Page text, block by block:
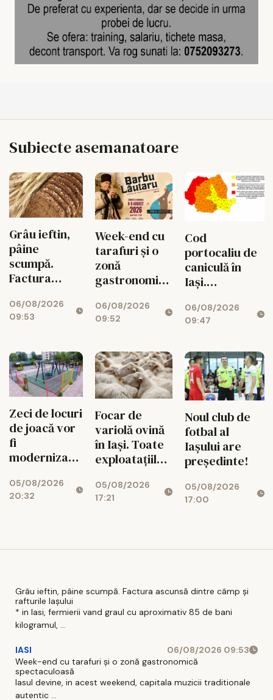
Subiecte asemanatoare
Grâu ieftin,
pâine
scumpă.
Factura
dintre câmp
și rafturile
06/08/2026
09:53
Week-end cu
tarafuri și o
zonă
gastronomică
06/08/2026
09:52
Cod
portocaliu de
caniculă în
Iași.
urcă la 38 de
grade,
noapte
tropicală
06/08/2026
09:47
Zeci de locuri
de joacă vor
fi
modernizate,
vor avea
zone de
05/08/2026
20:32
Focar de
variolă ovină
în Iași. Toate
exploatațiile
fi verificate
05/08/2026
17:21
Noul club de
fotbal al
Iașului are
președinte!
05/08/2026
17:00
Grâu ieftin, pâine scumpă. Factura ascunsă dintre câmp și
rafturile Iașului
* in Iasi, fermierii vand graul cu aproximativ 85 de bani
kilogramul, ...
IASI
06/08/2026 09:53
Week-end cu tarafuri și o zonă gastronomică
spectaculoasă
Iasul devine, in acest weekend, capitala muzicii traditionale
autentic ...